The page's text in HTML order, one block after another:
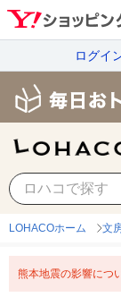
ログイ
特殊台車
LOHACOホーム 文
熊本地震の影響につ